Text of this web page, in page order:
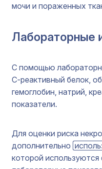
мочи и пораженных
Лабораторные
С помощью
С-реактивный белок,
гемоглобин, натрий,
показатели.
Для оценки риска
дополнительно
которой используются